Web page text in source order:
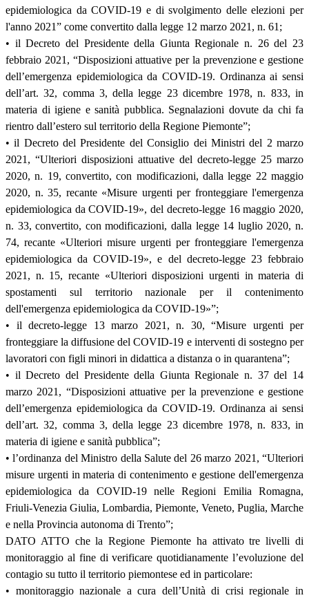
epidemiologica da COVID-19 e di svolgimento delle elezioni per
l'anno 2021” come convertito dalla legge 12 marzo 2021, n. 61;
• il Decreto del Presidente della Giunta Regionale n. 26 del 23
febbraio 2021, “Disposizioni attuative per la prevenzione e gestione
dell’emergenza epidemiologica da COVID-19. Ordinanza ai sensi
dell’art. 32, comma 3, della legge 23 dicembre 1978, n. 833, in
materia di igiene e sanità pubblica. Segnalazioni dovute da chi fa
rientro dall’estero sul territorio della Regione Piemonte”;
• il Decreto del Presidente del Consiglio dei Ministri del 2 marzo
2021, “Ulteriori disposizioni attuative del decreto-legge 25 marzo
2020, n. 19, convertito, con modificazioni, dalla legge 22 maggio
2020, n. 35, recante «Misure urgenti per fronteggiare l'emergenza
epidemiologica da COVID-19», del decreto-legge 16 maggio 2020,
n. 33, convertito, con modificazioni, dalla legge 14 luglio 2020, n.
74, recante «Ulteriori misure urgenti per fronteggiare l'emergenza
epidemiologica da COVID-19», e del decreto-legge 23 febbraio
2021, n. 15, recante «Ulteriori disposizioni urgenti in materia di
spostamenti sul territorio nazionale per il contenimento
dell'emergenza epidemiologica da COVID-19»”;
• il decreto-legge 13 marzo 2021, n. 30, “Misure urgenti per
fronteggiare la diffusione del COVID-19 e interventi di sostegno per
lavoratori con figli minori in didattica a distanza o in quarantena”;
• il Decreto del Presidente della Giunta Regionale n. 37 del 14
marzo 2021, “Disposizioni attuative per la prevenzione e gestione
dell’emergenza epidemiologica da COVID-19. Ordinanza ai sensi
dell’art. 32, comma 3, della legge 23 dicembre 1978, n. 833, in
materia di igiene e sanità pubblica”;
• l’ordinanza del Ministro della Salute del 26 marzo 2021, “Ulteriori
misure urgenti in materia di contenimento e gestione dell'emergenza
epidemiologica da COVID-19 nelle Regioni Emilia Romagna,
Friuli-Venezia Giulia, Lombardia, Piemonte, Veneto, Puglia, Marche
e nella Provincia autonoma di Trento”;
DATO ATTO che la Regione Piemonte ha attivato tre livelli di
monitoraggio al fine di verificare quotidianamente l’evoluzione del
contagio su tutto il territorio piemontese ed in particolare:
• monitoraggio nazionale a cura dell’Unità di crisi regionale in